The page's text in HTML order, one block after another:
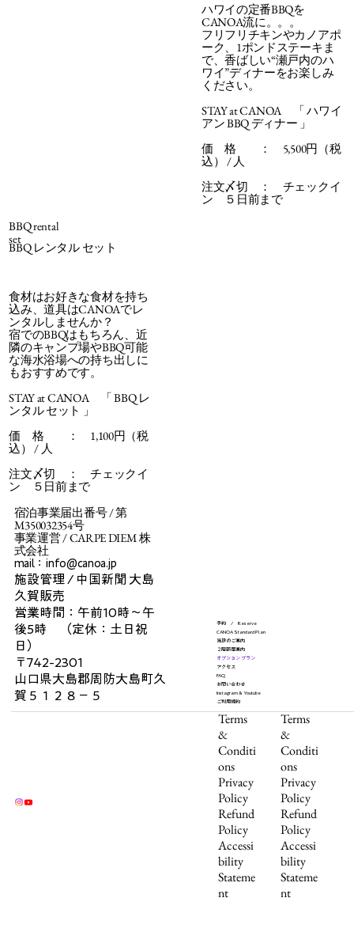
ハワイの定番BBQを
CANOA流に。。。
フリフリチキンやカノアポ
ーク、1ポンドステーキま
で、香ばしい“瀬戸内のハ
ワイ”ディナーをお楽しみ
ください。
STAY at CANOA 「 ハワイ
アン BBQ ディナー 」
価 格 ： 5,500円（税
込） / 人
注文〆切 ： チェックイ
ン ５日前まで​
BBQ rental
set
​BBQ レンタル セット
食材はお好きな食材を持ち
込み、道具はCANOAでレ
ンタルしませんか？
宿でのBBQはもちろん、近
隣のキャンプ場やBBQ可能
な海水浴場への持ち出しに
もおすすめです。
STAY at CANOA 「 BBQ レ
ンタル セット 」
価 格 ： 1,100円（税
込） / 人
注文〆切 ： チェックイ
ン ５日前まで​
宿泊事業届出番号 / 第
M350032354号
​事業運営 / CARPE DIEM 株
式会社
mail：info@canoa.jp
施設管理 / 中国新聞 大島
久賀販売
営業時間：午前10時〜午
後5時 （定休：土日祝
日）
〒742-2301
山口県大島郡周防大島町久
賀５１２８−５
予約 / Reserve
CANOA Standard Plan
施設のご案内
２階部屋案内
オプション プラン
アクセス
FAQ
お問い合わせ
Instagram & Youtube
ご利用規約
Terms
&
Conditi
ons
Privacy
Policy
Refund
Policy
Accessi
bility
Stateme
nt
Terms
&
Conditi
ons
Privacy
Policy
Refund
Policy
Accessi
bility
Stateme
nt